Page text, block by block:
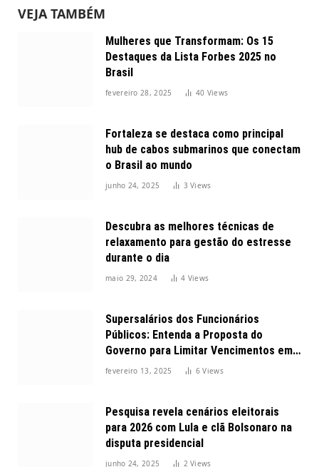
VEJA TAMBÉM
Mulheres que Transformam: Os 15
Destaques da Lista Forbes 2025 no
Brasil
fevereiro 28, 2025 40 Views
Fortaleza se destaca como principal
hub de cabos submarinos que conectam
o Brasil ao mundo
junho 24, 2025 3Views
Descubra as melhores técnicas de
relaxamento para gestão do estresse
durante o dia
maio 29, 2024 4 Views
Supersalários dos Funcionários
Públicos: Entenda a Proposta do
Governo para Limitar Vencimentos em
2025
fevereiro 13, 2025 6Views
Pesquisa revela cenários eleitorais
para 2026 com Lula e clã Bolsonaro na
disputa presidencial
junho 24, 2025 2Views